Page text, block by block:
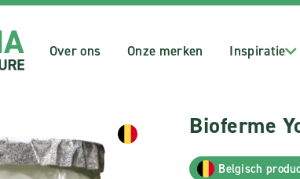
Over ons Onze merken Inspiratie
Bioferme
Belgisch